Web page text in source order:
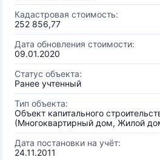
Кадастровая стоимость:
252 856,77
Дата обновления стоимости:
09.01.2020
Статус объекта:
Ранее учтенный
Тип объекта:
Объект капитального
(Многоквартирный дом, Жилой
Дата постановки на учёт:
24.11.2011